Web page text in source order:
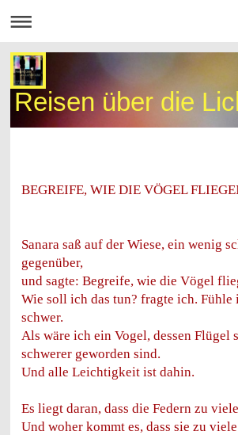
Reisen über die
BEGREIFE, WIE DIE VÖGEL
Sanara saß auf der Wiese, ein wenig
gegenüber,
und sagte: Begreife, wie die Vögel
Wie soll ich das tun? fragte ich. Fühle
schwer.
Als wäre ich ein Vogel, dessen Flügel
schwerer geworden sind.
Und alle Leichtigkeit ist dahin.
Es liegt daran, dass die Federn zu
Und woher kommt es, dass sie zu